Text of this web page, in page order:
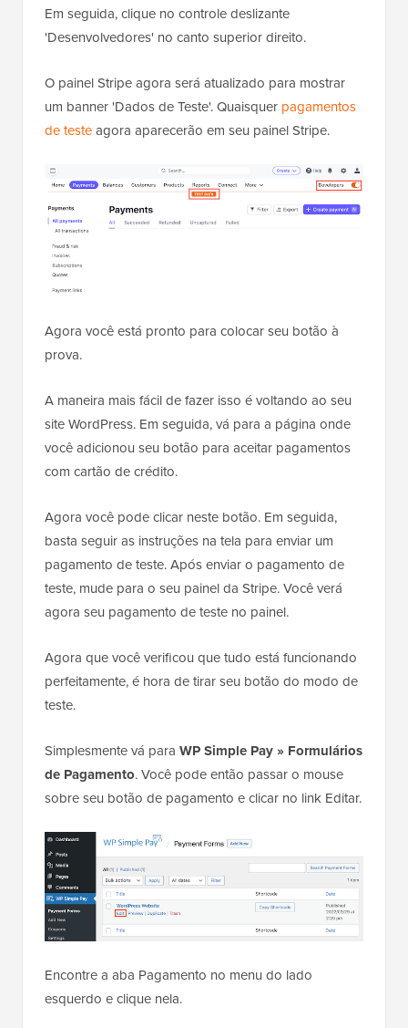
Em seguida, clique no controle deslizante
'Desenvolvedores' no canto superior direito.
O painel Stripe agora será atualizado para mostrar
um banner 'Dados de Teste'. Quaisquer pagamentos
de testeagora aparecerão em seu painel Stripe.
Agora você está pronto para colocar seu botão à
prova.
A maneira mais fácil de fazer isso é voltando ao seu
site WordPress. Em seguida, vá para a página onde
você adicionou seu botão para aceitar pagamentos
com cartão de crédito.
Agora você pode clicar neste botão. Em seguida,
basta seguir as instruções na tela para enviar um
pagamento de teste. Após enviar o pagamento de
teste, mude para o seu painel da Stripe. Você verá
agora seu pagamento de teste no painel.
Agora que você verificou que tudo está funcionando
perfeitamente, é hora de tirar seu botão do modo de
teste.
Simplesmente vá para WP Simple Pay » Formulários
de Pagamento. Você pode então passar o mouse
sobre seu botão de pagamento e clicar no link Editar.
Encontre a aba Pagamento no menu do lado
esquerdo e clique nela.